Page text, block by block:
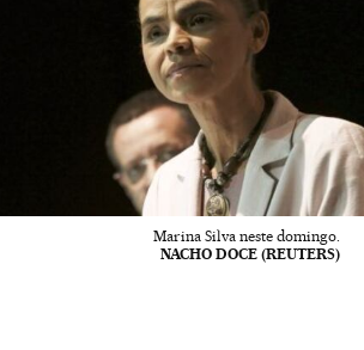
Marina Silva neste domingo.
NACHO DOCE (REUTERS)